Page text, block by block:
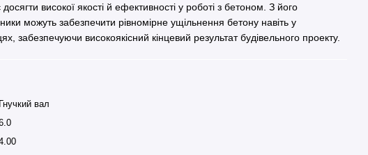
високої якості й ефективності у роботі з бетоном. З його
можуть забезпечити рівномірне ущільнення бетону навіть у
забезпечуючи високоякісний кінцевий результат будівельного проекту.
Гнучкий вал